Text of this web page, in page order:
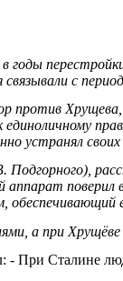
в годы
с
устранял
аппарат
а при
- При Сталине